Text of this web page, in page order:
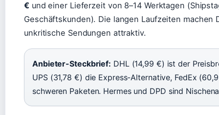
€und einer Lieferzeit von 8–14 Werktagen
Geschäftskunden). Die langen Laufzeiten machen
unkritische Sendungen attraktiv.
Anbieter-Steckbrief: DHL (14,99 €) ist der
UPS (31,78 €) die Express-Alternative, FedEx
schweren Paketen. Hermes und DPD sind